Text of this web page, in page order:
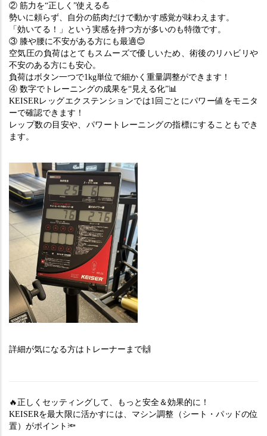
② 筋力を“正しく”使える💪
勢いに頼らず、自分の筋肉だけで動かす感覚が味わえます。
「効いてる！」という実感を持つ方が多いのも特徴です。
③ 膝や腰に不安がある方にも最適😊
空気圧の負荷はとてもスムーズで優しいため、術後のリハビリや
不安のある方にも安心。
負荷はボタン一つで1kg単位で細かく重量調整ができます！
④ 数字でトレーニングの成果を“見える化”📊
KEISERレッグエクステンションでは1回ごとにパワー値をモニタ
ーで確認できます！
レップ数の目安や、パワートレーニングの指標にすることもでき
ます。
詳細が気になる方はトレーナーまで🙌
🔥正しくセッティングして、もっと安全＆効果的に！
KEISERを最大限に活かすには、マシン調整（シート・パッドの位
置）がポイント🔦